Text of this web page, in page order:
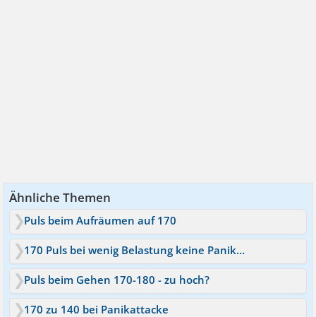
Ähnliche Themen
Puls beim Aufräumen auf 170
170 Puls bei wenig Belastung keine Panikattacke
Puls beim Gehen 170-180 - zu hoch?
170 zu 140 bei Panikattacke